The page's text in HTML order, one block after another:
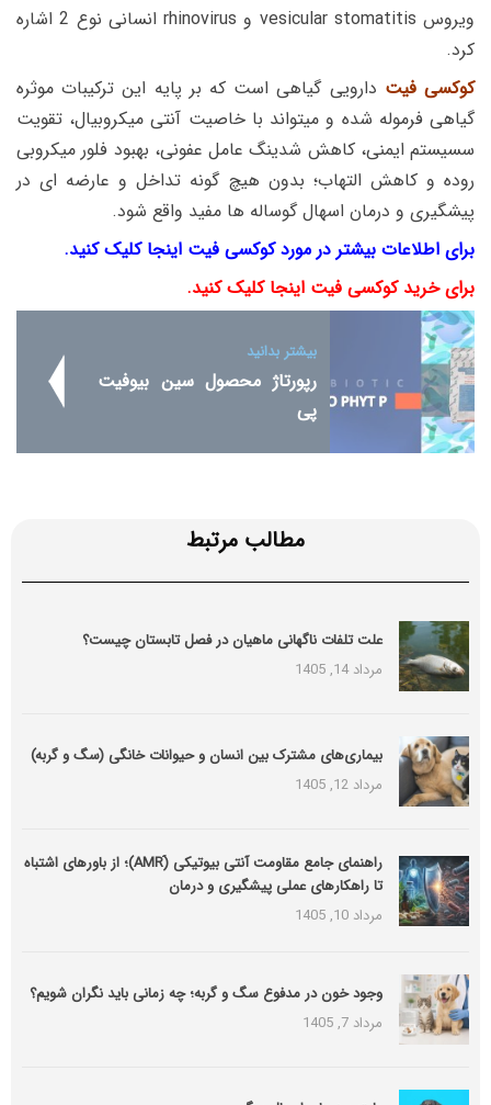
ویروس vesicular stomatitis و rhinovirus انسانی نوع 2 اشاره
کرد.
کوکسی فیت دارویی گیاهی است که بر پایه این ترکیبات موثره
گیاهی فرموله شده و میتواند با خاصیت آنتی میکروبیال، تقویت
سسیستم ایمنی، کاهش شدینگ عامل عفونی، بهبود فلور میکروبی
روده و کاهش التهاب؛ بدون هیچ گونه تداخل و عارضه ای در
پیشگیری و درمان اسهال گوساله ها مفید واقع شود.
برای اطلاعات بیشتر در مورد کوکسی فیت اینجا کلیک کنید.
برای خرید کوکسی فیت اینجا کلیک کنید.
بیشتر بدانید
رپورتاژ محصول سین بیوفیت
پی
مطالب مرتبط
علت تلفات ناگهانی ماهیان در فصل تابستان چیست؟
مرداد 14, 1405
بیماری‌های مشترک بین انسان و حیوانات خانگی (سگ و گربه)
مرداد 12, 1405
راهنمای جامع مقاومت آنتی بیوتیکی (َAMR)؛ از باورهای اشتباه
تا راهکارهای عملی پیشگیری و درمان
مرداد 10, 1405
وجود خون در مدفوع سگ و گربه؛ چه زمانی باید نگران شویم؟
مرداد 7, 1405